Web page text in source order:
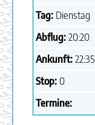
Tag: Dienstag
Abflug: 20:20
Ankunft: 22:35
Stop: 0
Termine: